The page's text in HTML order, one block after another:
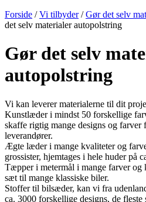
Forside /Vi tilbyder/Gør det selv
det selv materialer autopolstring
Gør det selv
autopolstring
Vi kan leverer materialerne til dit
Kunstlæder i mindst 50 forskellige
skaffe rigtig mange designs og farver
leverandører.
Ægte læder i mange kvaliteter og
grossister, hjemtages i hele huder på
Tæpper i metermål i mange farver
sæt til mange klassiske biler.
Stoffer til bilsæder, kan vi fra
ca. 3000 forskellige designs, de